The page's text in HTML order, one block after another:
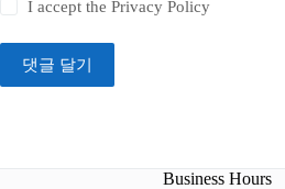
I accept thePrivacy Policy
댓글 달기
Business Hours